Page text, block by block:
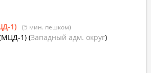
1) (5 мин. пешком)
1) (Западный адм. округ)